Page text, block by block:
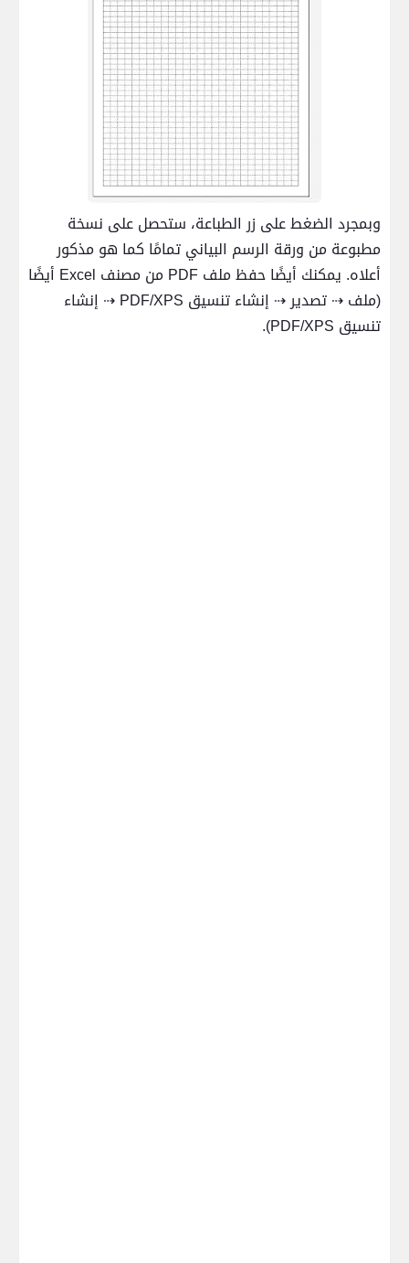
وبمجرد الضغط على زر الطباعة، ستحصل على نسخة
مطبوعة من ورقة الرسم البياني تمامًا كما هو مذكور
أعلاه. يمكنك أيضًا حفظ ملفPDFمن مصنف Excel أيضًا
(ملف⇢تصدير⇢ إنشاءتنسيق PDF/XPS
⇢ إنشاء
تنسيق PDF/XPS
).